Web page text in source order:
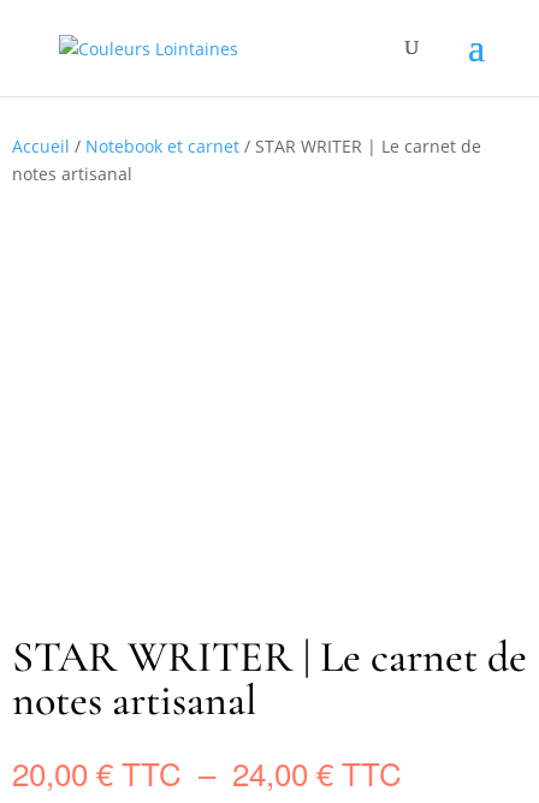
Accueil / Notebook et carnet / STAR WRITER | Le carnet de
notes artisanal
STAR WRITER | Le carnet de
notes artisanal
20,00€ – 24,00€